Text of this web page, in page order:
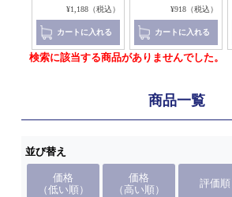
¥1,188（税込）
カートに入れる
¥918（税込）
カートに入れる
検索に該当する商品がありませんでした。
商品一覧
並び替え
価格
（低い順）
価格
（高い順）
評価順